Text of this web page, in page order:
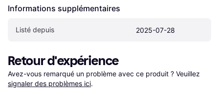
Informations supplémentaires
Listé depuis 2025-07-28
Retour d'expérience
Avez-vous remarqué un problème avec ce produit ? Veuillez
signaler des problèmes ici.